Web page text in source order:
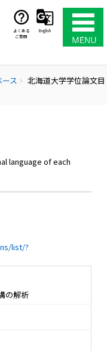
よくある
ご質問
English
ス chevron_right
北海道大学学位論文目
language of each
list/?
の解析